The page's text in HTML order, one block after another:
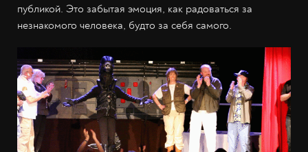
публикой. Это забытая эмоция, как радоваться за
незнакомого человека, будто за себя самого.